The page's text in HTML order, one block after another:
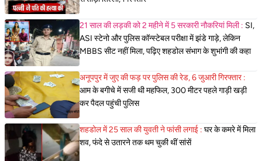
21 साल की लड़की को 2 महीने में 5 सरकारी नौकरियां मिली : SI,
ASI स्टेनो और पुलिस कॉन्स्टेबल परीक्षा में झंडे गाड़े, लेकिन
MBBS सीट नहीं मिला, पढ़िए शहडोल संभाग के शुभांगी की कहा
अनूपपुर में जुए की फड़ पर पुलिस की रेड, 6 जुआरी गिरफ्तार :
आम के बगीचे में सजी थी महफिल, 300 मीटर पहले गाड़ी खड़ी
कर पैदल पहुंची पुलिस
शहडोल में 25 साल की युवती ने फांसी लगाई : घर के कमरे में मिला
शव, फंदे से उतारने तक थम चुकी थीं सांसें